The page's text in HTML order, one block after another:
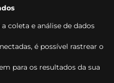
coleta e análise de dados
é possível rastrear o
para os resultados da sua